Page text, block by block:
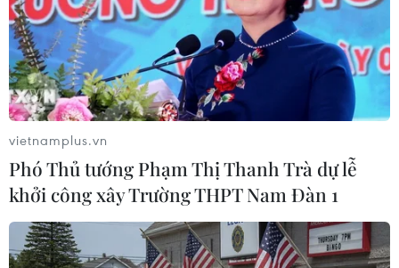
Cuộc họp khẩn của các ngoại trưởng ASEAN nhằm chia
sẻ thông tin và cải thiện sự phối hợp giữa Trung Quốc
và 10 nước thành viên ASEAN để đối phó Covid-19.
vietnamplus.vn
Phó Thủ tướng Phạm Thị Thanh Trà dự lễ
khởi công xây Trường THPT Nam Đàn 1